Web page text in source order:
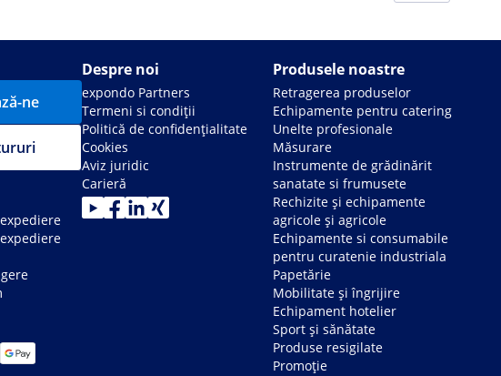
ne
Despre noi
expondo Partners
Termeni si condiții
Politică de confidențialitate
Cookies
Aviz juridic
Carieră
Produsele noastre
Retragerea produselor
Echipamente pentru catering
Unelte profesionale
Măsurare
Instrumente de grădinărit
sanatate si frumusete
Rechizite și echipamente
agricole și agricole
Echipamente si consumabile
pentru curatenie industriala
Papetărie
Mobilitate și îngrijire
Echipament hotelier
Sport și sănătate
Produse resigilate
Promoție